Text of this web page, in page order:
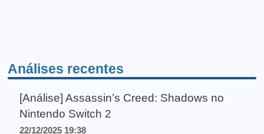
Análises recentes
[Análise] Assassin’s Creed: Shadows no
Nintendo Switch 2
22/12/2025 19:38